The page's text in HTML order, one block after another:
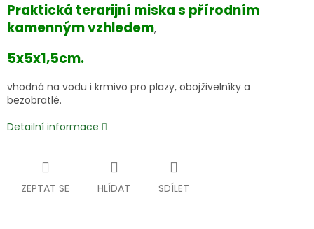
Praktická terarijní miska s přírodním
kamenným vzhledem,
5x5x1,5cm.
vhodná na vodu i krmivo pro plazy, obojživelníky a
bezobratlé.
Detailní informace
ZEPTAT SE HLÍDAT SDÍLET